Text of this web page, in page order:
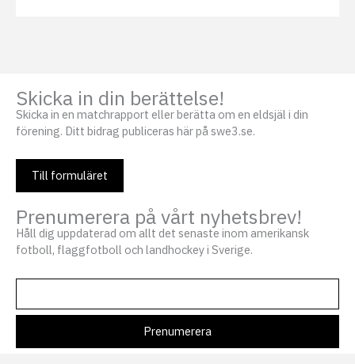
Skicka in din berättelse!
Skicka in en matchrapport eller berätta om en eldsjäl i din
förening. Ditt bidrag publiceras här på swe3.se.
Till formuläret
Prenumerera på vårt nyhetsbrev!
Håll dig uppdaterad om allt det senaste inom amerikansk
fotboll, flaggfotboll och landhockey i Sverige.